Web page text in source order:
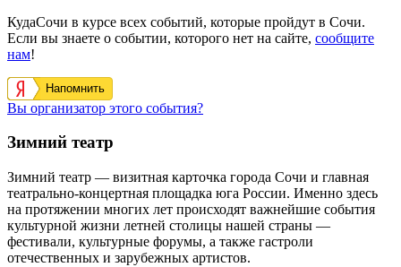
КудаСочи в курсе всех событий, которые пройдут в Сочи.
Если вы знаете о событии, которого нет на сайте, сообщите
нам!
Напомнить
Вы организатор этого события?
Зимний театр
Зимний театр — визитная карточка города Сочи и главная
театрально-концертная площадка юга России. Именно здесь
на протяжении многих лет происходят важнейшие события
культурной жизни летней столицы нашей страны —
фестивали, культурные форумы, а также гастроли
отечественных и зарубежных артистов.